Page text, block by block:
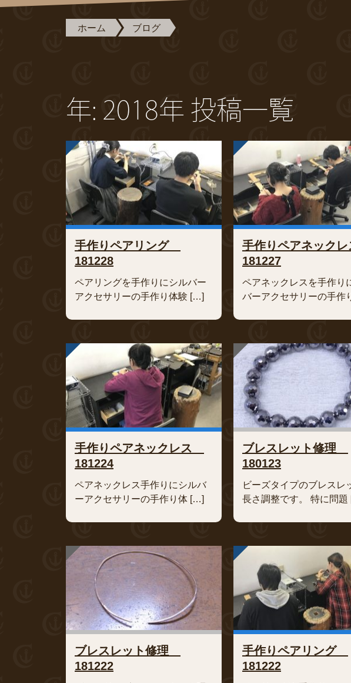
ホーム ブログ
年:2018年投稿一覧
手作りペアリング
181228
ペアリングを手作りにシルバー
アクセサリーの手作り体験 […]
手作りペアネック
181227
ペアネックレスを手作り
バーアクセサリーの手作
手作りペアネックレス
181224
ペアネックレス手作りにシルバ
ーアクセサリーの手作り体 […]
ブレスレット修理
180123
ビーズタイプのブレスレ
長さ調整です。 特に問
ブレスレット修理
181222
手作りペアリング
181222